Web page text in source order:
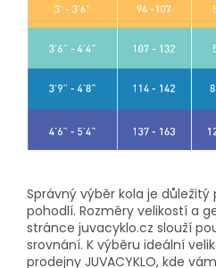
Správný výběr kola je důležitý
pohodlí. Rozměry velikostí a
stránce juvacyklo.cz slouží
srovnání. K výběru ideální
prodejny JUVACYKLO, kde